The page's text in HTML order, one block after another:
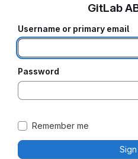
GitLab
Username or primary email
Password
Remember me
Sign